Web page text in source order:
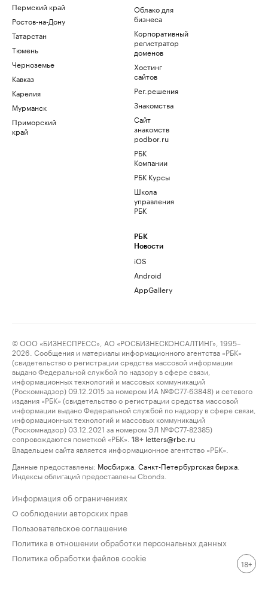
Пермский край
Ростов-на-Дону
Татарстан
Тюмень
Черноземье
Кавказ
Карелия
Мурманск
Приморский
край
Облако для
бизнеса
Корпоративный
регистратор
доменов
Хостинг
сайтов
Рег.решения
Знакомства
Сайт
знакомств
podbor.ru
РБК
Компании
РБК Курсы
Школа
управления
РБК
РБК
Новости
iOS
Android
AppGallery
© ООО «БИЗНЕСПРЕСС», АО «РОСБИЗНЕСКОНСАЛТИНГ», 1995–
2026. Сообщения и материалы информационного агентства «РБК»
(свидетельство о регистрации средства массовой информации
выдано Федеральной службой по надзору в сфере связи,
информационных технологий и массовых коммуникаций
(Роскомнадзор) 09.12.2015 за номером ИА №ФС77-63848) и сетевого
издания «РБК» (свидетельство о регистрации средства массовой
информации выдано Федеральной службой по надзору в сфере связи,
информационных технологий и массовых коммуникаций
(Роскомнадзор) 03.12.2021 за номером ЭЛ №ФС77-82385)
сопровождаются пометкой «РБК».
18+ letters@rbc.ru
Владельцем сайта является информационное агентство «РБК».
Данные предоставлены: Мосбиржа Санкт-Петербургская биржа
Индексы облигаций предоставлены Cbonds.
Информация об ограничениях
О соблюдении авторских прав
Пользовательское соглашение
Политика в отношении обработки персональных данных
Политика обработки файлов cookie
18+